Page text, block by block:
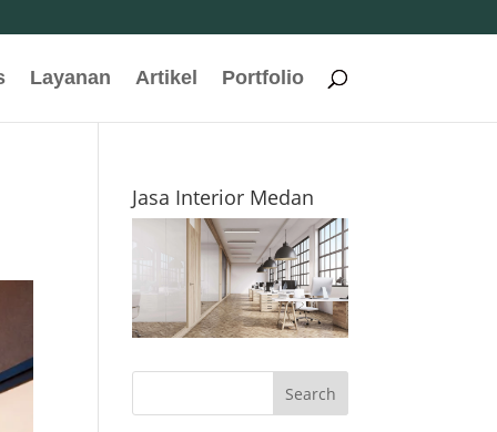
Layanan Artikel Portfolio
Jasa Interior Medan
Search